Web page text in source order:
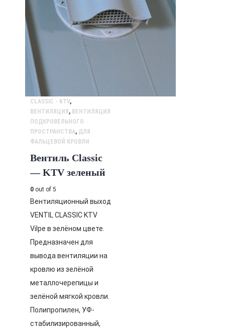
CLASSIC - KTV,
ВЕНТИЛЯЦИЯ, ВЕНТИЛЯЦИЯ
ПОДКРОВЕЛЬНОГО
ПРОСТРАНСТВА, ДЛЯ
ФАЛЬЦЕВОЙ КРОВЛИ
Вентиль Classic
— KTV зеленый
0 out of 5
Вентиляционный выход
VENTIL CLASSIC KTV
Vilpe в зелёном цвете.
Предназначен для
вывода вентиляции на
кровлю из зелёной
металлочерепицы и
зелёной мягкой кровли.
Полипропилен, УФ-
стабилизированный,